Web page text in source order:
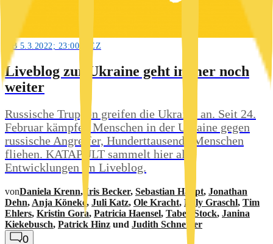
AB 5.3.2022; 23:00 MEZ
Liveblog zur Ukraine geht immer noch
weiter
Russische Truppen greifen die Ukraine an. Seit 24.
Februar kämpfen Menschen in der Ukraine gegen
russische Angreifer, Hunderttausende Menschen
fliehen. KATAPULT sammelt hier alle
Entwicklungen im Liveblog.
vonDaniela Krenn, Iris Becker, Sebastian Haupt, Jonathan
Dehn, Anja Köneke, Juli Katz, Ole Kracht, Lilly Graschl, Tim
Ehlers, Kristin Gora, Patricia Haensel, Tabea Stock, Janina
Kiekebusch, Patrick Hinz und Judith Schneider
0